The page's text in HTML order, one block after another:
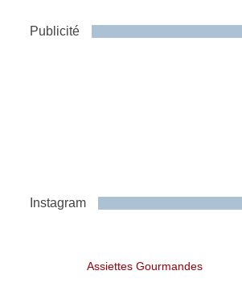
Publicité
Instagram
Assiettes Gourmandes